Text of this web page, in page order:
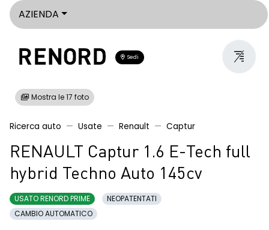
AZIENDA
Sedi
Mostra le 17 foto
Ricerca auto Usate Renault Captur
RENAULT Captur 1.6 E-Tech full
hybrid Techno Auto 145cv
USATO RENORD PRIME
NEOPATENTATI
CAMBIO AUTOMATICO